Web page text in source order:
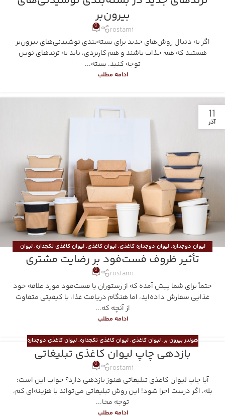
بیرون‌بر
rostami
0
اگر به دنبال روش‌های جدید برای بسته‌بندی نوشیدنی‌های بیرون‌بر
هستید که هم جذاب باشند و هم کاربردی، باید به ترندهای نوین
توجه کنید. بسته...
ادامه مطلب
11
آذر
لیوان دوجداره,لیوان دوجداره کاغذی,لیوان کاغذی,لیوان کاغذی تکجداره,لیوان
کاغذی دوجداره, هولدر بیرون بر
تأثیر ظروف فست‌فود بر رضایت مشتری
rostami
0
حتماً برای شما پیش آمده که از رستوران یا فست‌فود مورد علاقه خود
غذایی سفارش داده‌اید، اما هنگام دریافت غذا، با کیفیتی متفاوت
از آنچه که...
ادامه مطلب
هولدر بیرون بر,لیوان کاغذی,لیوان کاغذی تکجداره,لیوان کاغذی دوجداره
بازدهی چاپ لیوان کاغذی تبلیغاتی
rostami
0
آیا چاپ لیوان کاغذی تبلیغاتی هنوز بازدهی دارد؟ جواب این است:
بله، اگر درست اجرا شود! این روش تبلیغاتی می‌تواند با هزینه‌ای کم،
توجه مخا...
ادامه مطلب